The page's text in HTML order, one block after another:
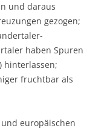
und daraus
gezogen;
haben Spuren
hinterlassen;
fruchtbar als
europäischen